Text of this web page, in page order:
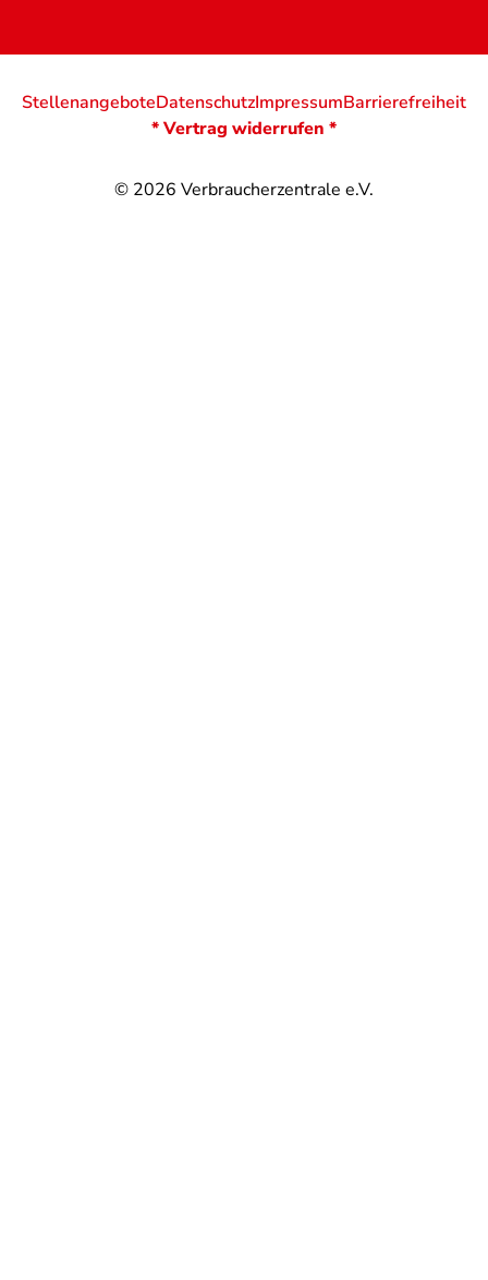
© 2026 Verbraucherzentrale e.V.
StellenangeboteDatenschutzImpressumBarrierefreiheit
* Vertrag widerrufen *